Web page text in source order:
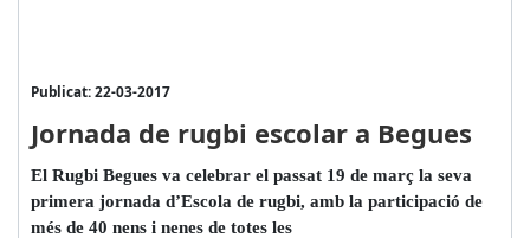
Publicat: 22-03-2017
Jornada de rugbi escolar a Begues
El Rugbi Begues va celebrar el passat 19 de març la seva
primera jornada d’Escola de rugbi, amb la participació de
més de 40 nens i nenes de totes les